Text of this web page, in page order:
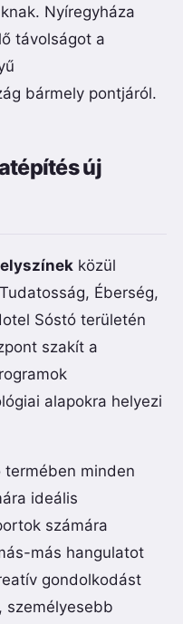
Nyíregyháza
távolságot a
bármely pontjáról.
új
közül
Éberség,
Sóstó területén
szakít a
alapokra helyezi
termében minden
ideális
számára
más hangulatot
gondolkodást
személyesebb